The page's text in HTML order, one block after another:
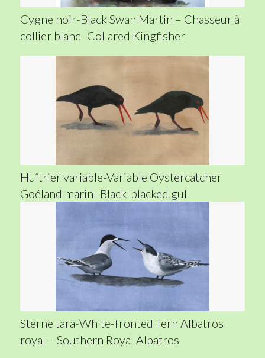
Cygne noir-Black Swan Martin – Chasseur à
collier blanc- Collared Kingfisher
Huîtrier variable-Variable Oystercatcher
Goéland marin- Black-blacked gul
Sterne tara-White-fronted Tern Albatros
royal – Southern Royal Albatros